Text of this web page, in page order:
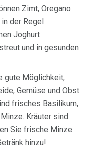
Zimt, Oregano
der Regel
Joghurt
und in gesunden
gute Möglichkeit,
Gemüse und Obst
frisches Basilikum,
Kräuter sind
Sie frische Minze
hinzu!